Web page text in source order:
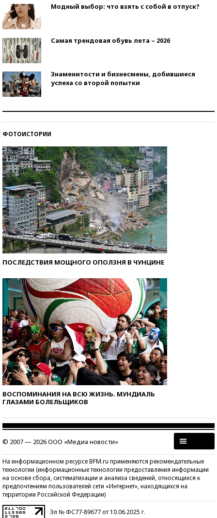
Модный выбор: что взять с собой в отпуск?
Самая трендовая обувь лета – 2026
Знаменитости и бизнесмены, добившиеся
успеха со второй попытки
ФОТОИСТОРИИ
ПОСЛЕДСТВИЯ МОЩНОГО ОПОЛЗНЯ В ЧУНЦИНЕ
ВОСПОМИНАНИЯ НА ВСЮ ЖИЗНЬ. МУНДИАЛЬ
ГЛАЗАМИ БОЛЕЛЬЩИКОВ
© 2007 — 2026 ООО «Медиа новости»
На информационном ресурсе BFM.ru применяются рекомендательные
технологии (информационные технологии предоставления информации
на основе сбора, систематизации и анализа сведений, относящихся к
предпочтениям пользователей сети «Интернет», находящихся на
территории Российской Федерации)
Эл № ФС77-89677 от 10.06.2025 г.